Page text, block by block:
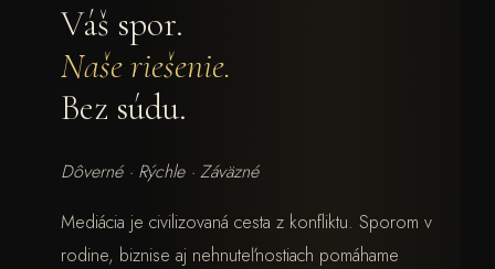
Váš spor.
Naše riešenie.
Bez súdu.
Dôverné · Rýchle · Záväzné
Mediácia je civilizovaná cesta z konfliktu. Sporom v
rodine, biznise aj nehnuteľnostiach pomáhame